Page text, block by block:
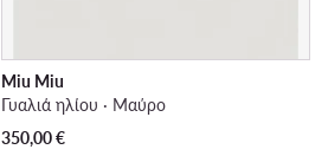
Miu Miu
Γυαλιά ηλίου · Μαύρο
350,00€